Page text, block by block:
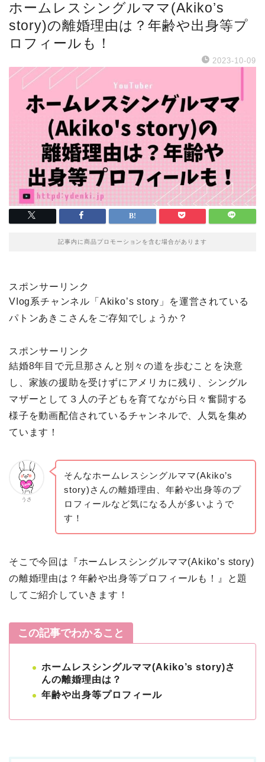
ホームレスシングルママ(Akiko’s
story)の離婚理由は？年齢や出身等プ
ロフィールも！
2023-10-09
記事内に商品プロモーションを含む場合があります
スポンサーリンク
Vⅼog系チャンネル「Akiko’s story」を運営されている
パトンあきこさんをご存知でしょうか？
スポンサーリンク
結婚8年目で元旦那さんと別々の道を歩むことを決意
し、家族の援助を受けずにアメリカに残り、シングル
マザーとして３人の子どもを育てながら日々奮闘する
様子を動画配信されているチャンネルで、人気を集め
ています！
うさ
そんなホームレスシングルママ(Akiko’s
story)さんの離婚理由、年齢や出身等のプ
ロフィールなど気になる人が多いようで
す！
そこで今回は『ホームレスシングルママ(Akiko’s story)
の離婚理由は？年齢や出身等プロフィールも！』と題
してご紹介していきます ！
この記事でわかること
ホームレスシングルママ(Akiko’s story)さ
んの離婚理由は？
年齢や出身等プロフィール